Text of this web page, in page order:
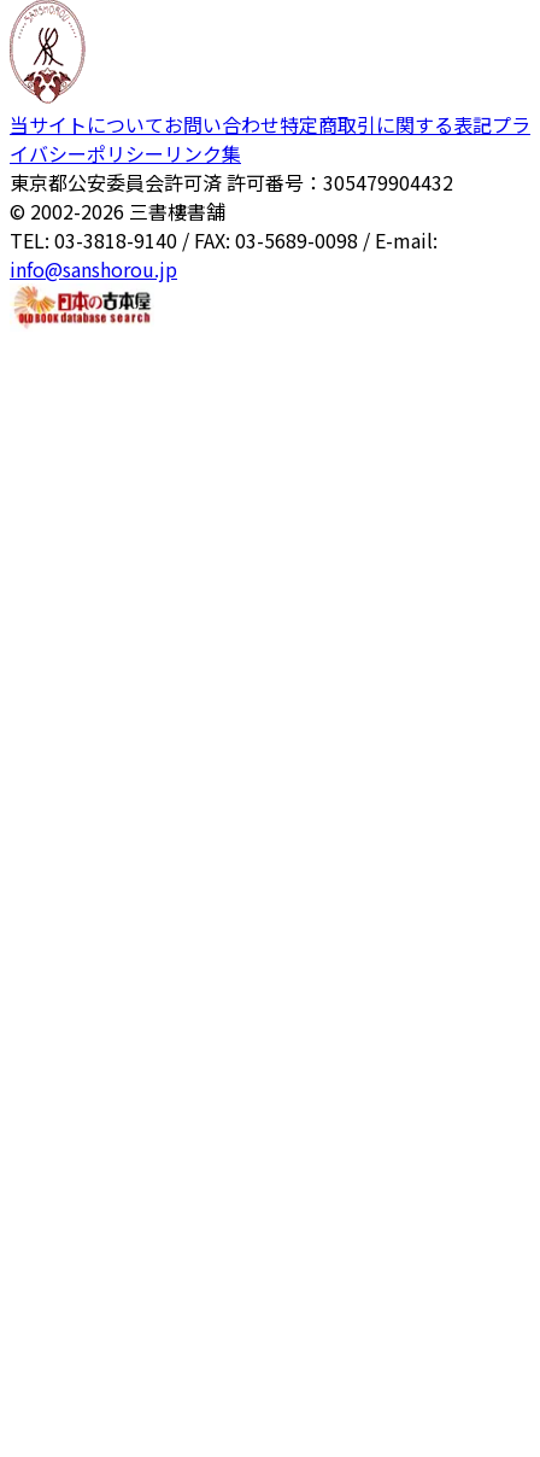
当サイトについてお問い合わせ特定商取引に関する表記プラ
イバシーポリシー リンク集
東京都公安委員会許可済 許可番号：305479904432
© 2002-2026 三書樓書舗
TEL: 03-3818-9140 / FAX: 03-5689-0098 / E-mail:
info@sanshorou.jp